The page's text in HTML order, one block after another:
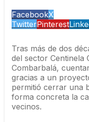
FacebookX
TwitterPinterest
Tras más de dos
del sector Centinela
Combarbalá,
gracias a un
permitió cerrar una
forma concreta la
vecinos.